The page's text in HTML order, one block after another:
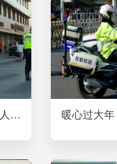
保定公安交警：科技赋能交通管理，无人机助力智慧出行